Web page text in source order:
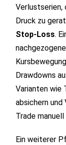
Verlustserien,
Druck zu
Stop‑Loss.
Drawdowns
Varianten wie
absichern und
Trade
Ein weiterer